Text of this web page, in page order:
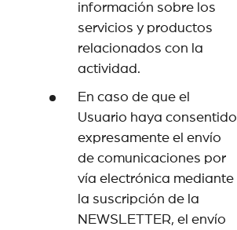
información sobre los
servicios y productos
relacionados con la
actividad.
En caso de que el
Usuario haya consentido
expresamente el envío
de comunicaciones por
vía electrónica mediante
la suscripción de la
NEWSLETTER, el envío